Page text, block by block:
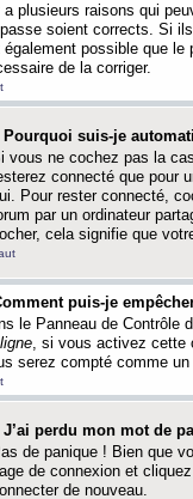
a plusieurs raisons qui
soient corrects. Si
également possible que le
de la corriger.
Pourquoi suis-je
vous ne cochez pas la
connecté que pour
Pour rester connecté,
par un ordinateur
cela signifie que
puis-je
le Panneau de Contrôle
, si vous activez cette
serez compté comme
J’ai perdu mon mot de
de panique ! Bien que
de connexion et
de nouveau.